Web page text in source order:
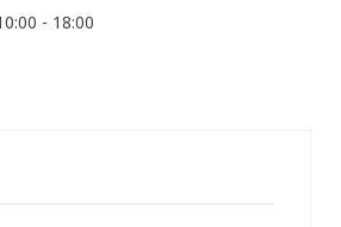
- 18:00